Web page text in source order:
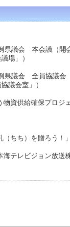
議会 本会議（開会
」）
県議会 全員協議会
会室」）
資供給確保プロジ
ちち）を贈ろう！
テレビジョン放送